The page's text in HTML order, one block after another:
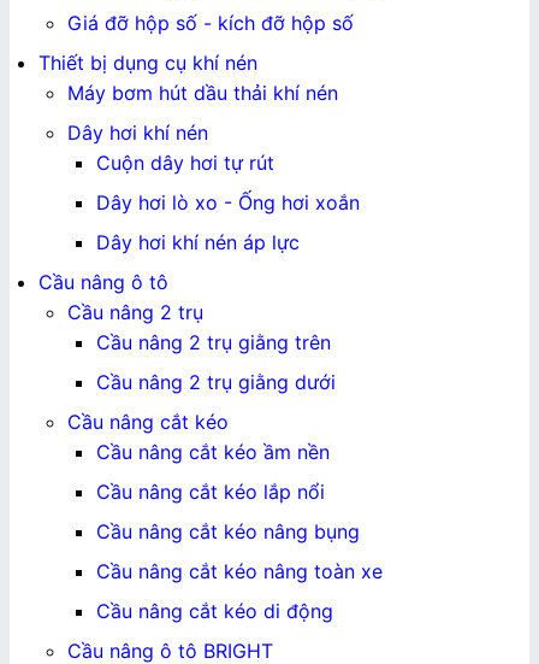
Giá đỡ hộp số - kích đỡ hộp số
Thiết bị dụng cụ khí nén
Máy bơm hút dầu thải khí nén
Dây hơi khí nén
Cuộn dây hơi tự rút
Dây hơi lò xo - Ống hơi xoắn
Dây hơi khí nén áp lực
Cầu nâng ô tô
Cầu nâng 2 trụ
Cầu nâng 2 trụ giằng trên
Cầu nâng 2 trụ giằng dưới
Cầu nâng cắt kéo
Cầu nâng cắt kéo ầm nền
Cầu nâng cắt kéo lắp nổi
Cầu nâng cắt kéo nâng bụng
Cầu nâng cắt kéo nâng toàn xe
Cầu nâng cắt kéo di động
Cầu nâng ô tô BRIGHT